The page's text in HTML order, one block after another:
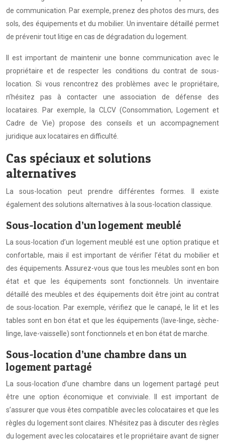
de communication. Par exemple, prenez des photos des murs, des
sols, des équipements et du mobilier. Un inventaire détaillé permet
de prévenir tout litige en cas de dégradation du logement.
Il est important de maintenir une bonne communication avec le
propriétaire et de respecter les conditions du contrat de sous-
location. Si vous rencontrez des problèmes avec le propriétaire,
n’hésitez pas à contacter une association de défense des
locataires. Par exemple, la CLCV (Consommation, Logement et
Cadre de Vie) propose des conseils et un accompagnement
juridique aux locataires en difficulté.
Cas spéciaux et solutions
alternatives
La sous-location peut prendre différentes formes. Il existe
également des solutions alternatives à la sous-location classique.
Sous-location d’un logement meublé
La sous-location d’un logement meublé est une option pratique et
confortable, mais il est important de vérifier l’état du mobilier et
des équipements. Assurez-vous que tous les meubles sont en bon
état et que les équipements sont fonctionnels. Un inventaire
détaillé des meubles et des équipements doit être joint au contrat
de sous-location. Par exemple, vérifiez que le canapé, le lit et les
tables sont en bon état et que les équipements (lave-linge, sèche-
linge, lave-vaisselle) sont fonctionnels et en bon état de marche.
Sous-location d’une chambre dans un
logement partagé
La sous-location d’une chambre dans un logement partagé peut
être une option économique et conviviale. Il est important de
s’assurer que vous êtes compatible avec les colocataires et que les
règles du logement sont claires. N’hésitez pas à discuter des règles
du logement avec les colocataires et le propriétaire avant de signer